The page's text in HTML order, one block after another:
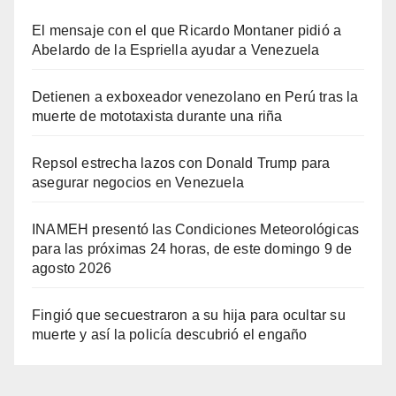
El mensaje con el que Ricardo Montaner pidió a
Abelardo de la Espriella ayudar a Venezuela
Detienen a exboxeador venezolano en Perú tras la
muerte de mototaxista durante una riña
Repsol estrecha lazos con Donald Trump para
asegurar negocios en Venezuela
INAMEH presentó las Condiciones Meteorológicas
para las próximas 24 horas, de este domingo 9 de
agosto 2026
Fingió que secuestraron a su hija para ocultar su
muerte y así la policía descubrió el engaño